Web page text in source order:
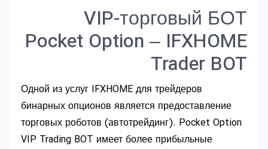
VIP-торговый БОТ
Pocket Option – IFXHOME
Trader BOT
Одной из услуг IFXHOME для трейдеров
бинарных опционов является предоставление
торговых роботов (автотрейдинг). Pocket Option
VIP Trading BOT имеет более прибыльные